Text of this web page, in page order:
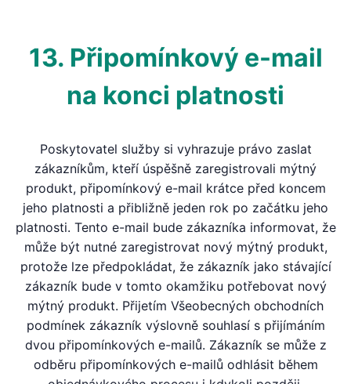
13. Připomínkový e-mail
na konci platnosti
Poskytovatel služby si vyhrazuje právo zaslat
zákazníkům, kteří úspěšně zaregistrovali mýtný
produkt, připomínkový e-mail krátce před koncem
jeho platnosti a přibližně jeden rok po začátku jeho
platnosti. Tento e-mail bude zákazníka informovat, že
může být nutné zaregistrovat nový mýtný produkt,
protože lze předpokládat, že zákazník jako stávající
zákazník bude v tomto okamžiku potřebovat nový
mýtný produkt. Přijetím Všeobecných obchodních
podmínek zákazník výslovně souhlasí s přijímáním
dvou připomínkových e-mailů. Zákazník se může z
odběru připomínkových e-mailů odhlásit během